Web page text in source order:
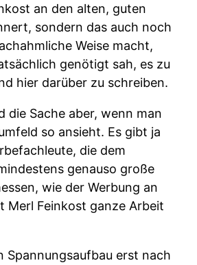
an den alten, guten
sondern das auch noch
Weise macht,
genötigt sah, es zu
hier darüber zu schreiben.
die Sache aber, wenn man
so ansieht. Es gibt ja
die dem
genauso große
wie der Werbung an
Merl Feinkost ganze Arbeit
Spannungsaufbau erst nach